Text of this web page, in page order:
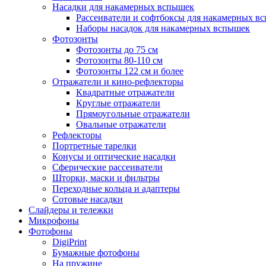
Насадки для накамерных вспышек
Рассеиватели и софтбоксы для накамерных
Наборы насадок для накамерных вспышек
Фотозонты
Фотозонты до 75 см
Фотозонты 80-110 см
Фотозонты 122 см и более
Отражатели и кино-рефлекторы
Квадратные отражатели
Круглые отражатели
Прямоугольные отражатели
Овальные отражатели
Рефлекторы
Портретные тарелки
Конусы и оптические насадки
Сферические рассеиватели
Шторки, маски и фильтры
Переходные кольца и адаптеры
Сотовые насадки
Слайдеры и тележки
Микрофоны
Фотофоны
DigiPrint
Бумажные фотофоны
На пружине